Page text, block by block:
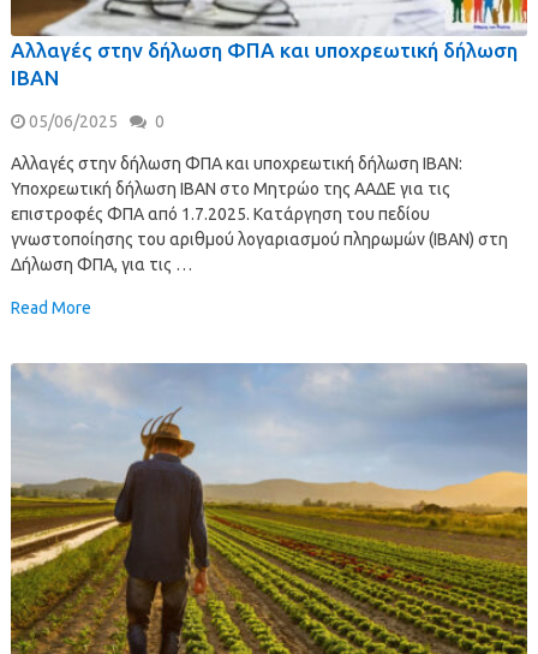
Αλλαγές στην δήλωση ΦΠΑ και υποχρεωτική δήλωση
ΙΒΑΝ
05/06/2025 0
Αλλαγές στην δήλωση ΦΠΑ και υποχρεωτική δήλωση ΙΒΑΝ:
Υποχρεωτική δήλωση ΙΒΑΝ στο Μητρώο της ΑΑΔΕ για τις
επιστροφές ΦΠΑ από 1.7.2025. Κατάργηση του πεδίου
γνωστοποίησης του αριθμού λογαριασμού πληρωμών (IBAN) στη
Δήλωση ΦΠΑ, για τις …
Read More